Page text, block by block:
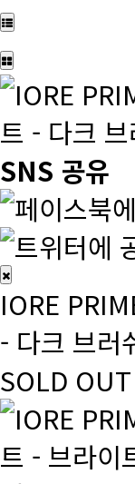
SNS 공유
IORE
- 다크 브러
SOLD OUT